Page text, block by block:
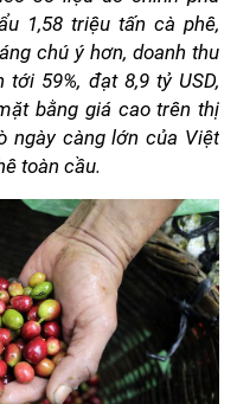
1,58 triệu tấn cà phê,
chú ý hơn, doanh thu
59%, đạt 8,9 tỷ USD,
bằng giá cao trên thị
ngày càng lớn của Việt
toàn cầu.